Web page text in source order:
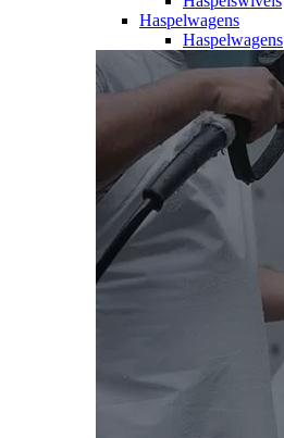
Haspelwagens
Haspelwagens